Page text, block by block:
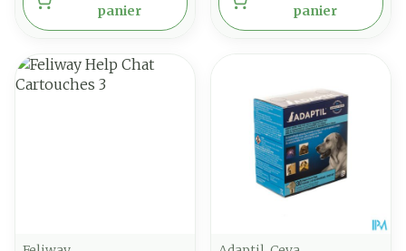
panier
panier